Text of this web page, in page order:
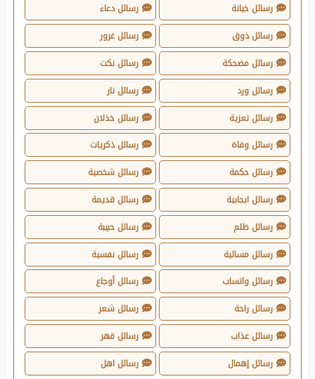
رسائل خيانة
رسائل دعاء
رسائل ذوق
رسائل غرور
رسائل مضحكة
رسائل نكت
رسائل ورد
رسائل نار
رسائل تعزية
رسائل خذلان
رسائل وفاة
رسائل ذكريات
رسائل حكمة
رسائل شخصية
رسائل ايجابية
رسائل قديمة
رسائل ظلم
رسائل حبيبة
رسائل مسائية
رسائل نفسية
رسائل واتساب
رسائل أوجاع
رسائل راحة
رسائل شعر
رسائل عذاب
رسائل قهر
رسائل إهمال
رسائل اهل